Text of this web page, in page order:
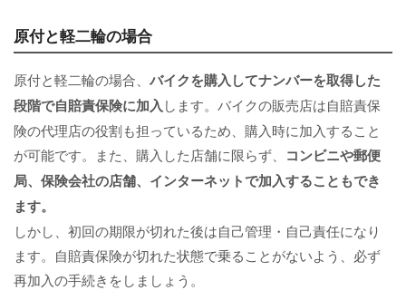
原付と軽二輪の場合
原付と軽二輪の場合、 バイクを購入してナンバーを取得した
段階で自賠責保険に加入します。バイクの販売店は自賠責保
険の代理店の役割も担っているため、購入時に加入すること
が可能です。また、購入した店舗に限らず、 コンビニや郵便
局、保険会社の店舗、インターネットで加入することもでき
ます。
しかし、初回の期限が切れた後は自己管理・自己責任になり
ます。自賠責保険が切れた状態で乗ることがないよう、必ず
再加入の手続きをしましょう。